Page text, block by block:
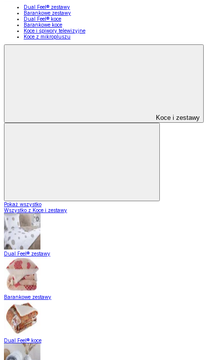
Dual Feel® zestawy
Barankowe zestawy
Dual Feel® koce
Barankowe koce
Koce i śpiwory telewizyjne
Koce z mikropluszu
Koce i zestawy
Pokaż wszystko
Wszystko z Koce i zestawy
Dual Feel® zestawy
Barankowe zestawy
Dual Feel® koce